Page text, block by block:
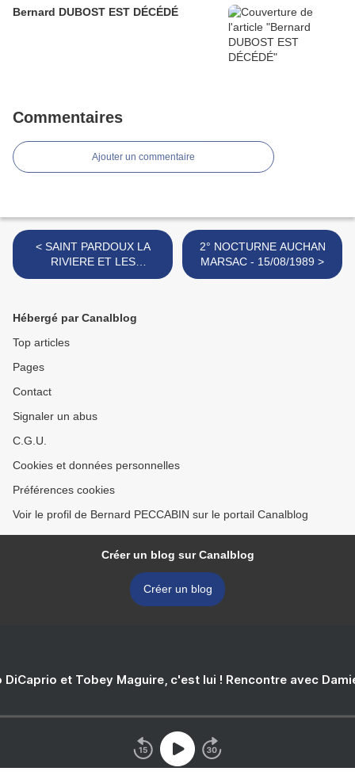
Bernard DUBOST EST DÉCÉDÉ
Commentaires
Ajouter un commentaire
< SAINT PARDOUX LA
RIVIERE ET LES
COURSES DU CANTON
2° NOCTURNE AUCHAN
MARSAC - 15/08/1989 >
Hébergé par Canalblog
Top articles
Pages
Contact
Signaler un abus
C.G.U.
Cookies et données personnelles
Préférences cookies
Voir le profil de Bernard PECCABIN sur le portail Canalblog
Créer un blog sur Canalblog
Créer un blog
DiCaprio et Tobey Maguire, c'est lui ! Rencontre avec